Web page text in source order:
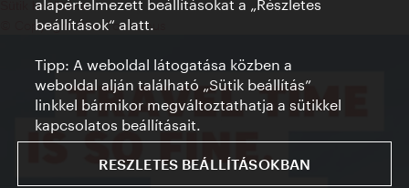
Sütik beállítása
© Copyright WienTourismus
alapértelmezett beállításokat a „Részletes
beállítások“ alatt.
Tipp: A weboldal látogatása közben a
weboldal alján található „Sütik beállítás”
linkkel bármikor megváltoztathatja a sütikkel
kapcsolatos beállításait.
RESZLETES BEÁLLÍTÁSOKBAN